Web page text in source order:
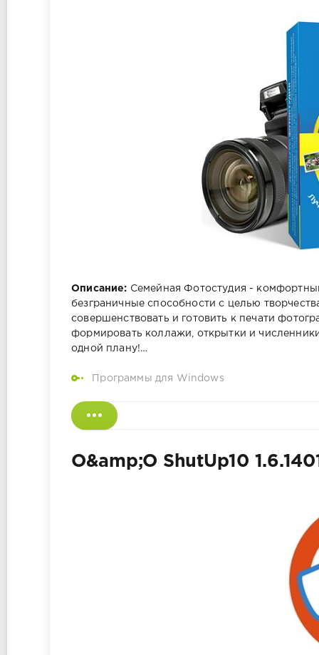
Описание: Семейная Фотостудия -
безграничные способности с целью
совершенствовать и готовить к печати
формировать коллажи, открытки и
одной плану!…
Программы для Windows
O&amp;O ShutUp10